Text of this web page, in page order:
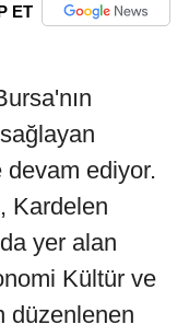
ET
ediyor.
Kardelen
yer alan
Kültür ve
düzenlenen